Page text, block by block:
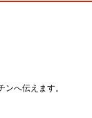
へ伝えます。